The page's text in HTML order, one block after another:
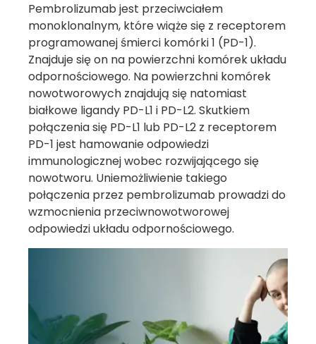
Pembrolizumab jest przeciwciałem
monoklonalnym, które wiąże się z receptorem
programowanej śmierci komórki 1 (PD-1).
Znajduje się on na powierzchni komórek układu
odpornościowego. Na powierzchni komórek
nowotworowych znajdują się natomiast
białkowe ligandy PD-L1 i PD-L2. Skutkiem
połączenia się PD-L1 lub PD-L2 z receptorem
PD-1 jest hamowanie odpowiedzi
immunologicznej wobec rozwijającego się
nowotworu. Uniemożliwienie takiego
połączenia przez pembrolizumab prowadzi do
wzmocnienia przeciwnowotworowej
odpowiedzi układu odpornościowego.